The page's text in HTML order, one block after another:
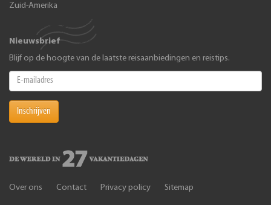
Zuid-Amerika
Nieuwsbrief
Blijf op de hoogte van de laatste reisaanbiedingen en reistips.
Inschrijven
Over ons Contact Privacy policy Sitemap